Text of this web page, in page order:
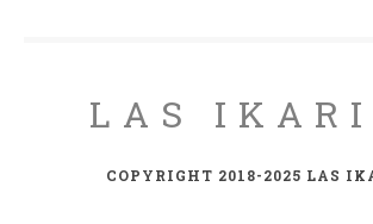
LAS
COPYRIGHT 2018-2025 LAS